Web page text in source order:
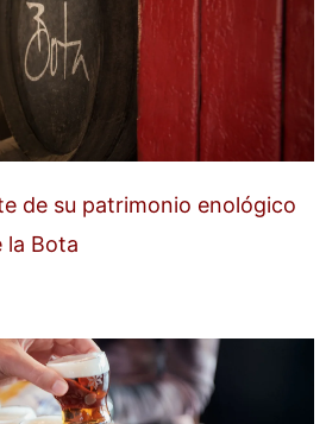
de su patrimonio enológico
la Bota